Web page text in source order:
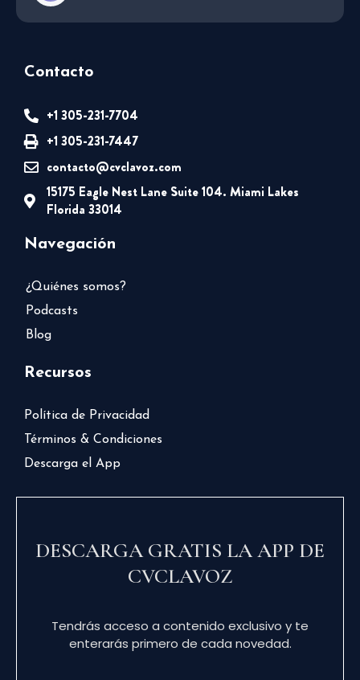
Contacto
+1 305-231-7704
+1 305-231-7447
contacto@cvclavoz.com
15175 Eagle Nest Lane Suite 104. Miami Lakes
Florida 33014
Navegación
¿Quiénes somos?
Podcasts
Blog
Recursos
Política de Privacidad
Términos & Condiciones
Descarga el App
DESCARGA GRATIS LA APP DE
CVCLAVOZ
Tendrás acceso a contenido exclusivo y te
enterarás primero de cada novedad.